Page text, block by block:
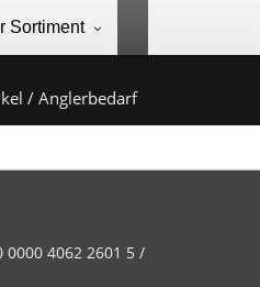
Sortiment
/ Anglerbedarf
0000 4062 2601 5 /